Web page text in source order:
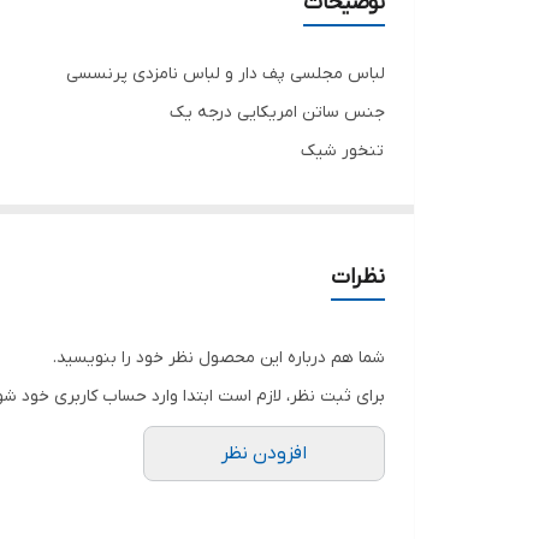
لباس مجلسی پف دار و لباس نامزدی پرنسسی
جنس ساتن امریکایی درجه یک
تنخور شیک
.
.
نظرات
شما هم درباره این محصول نظر خود را بنویسید.
برای ثبت نظر، لازم است ابتدا وارد حساب کاربری خود
افزودن نظر